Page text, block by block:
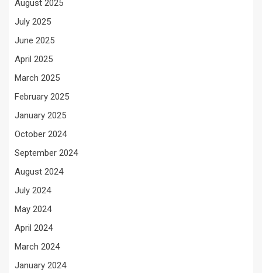
August 2025
July 2025
June 2025
April 2025
March 2025
February 2025
January 2025
October 2024
September 2024
August 2024
July 2024
May 2024
April 2024
March 2024
January 2024